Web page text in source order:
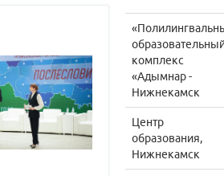
комплекс
«Адымнар -
Нижнекамск
Центр
образования,
Нижнекамск